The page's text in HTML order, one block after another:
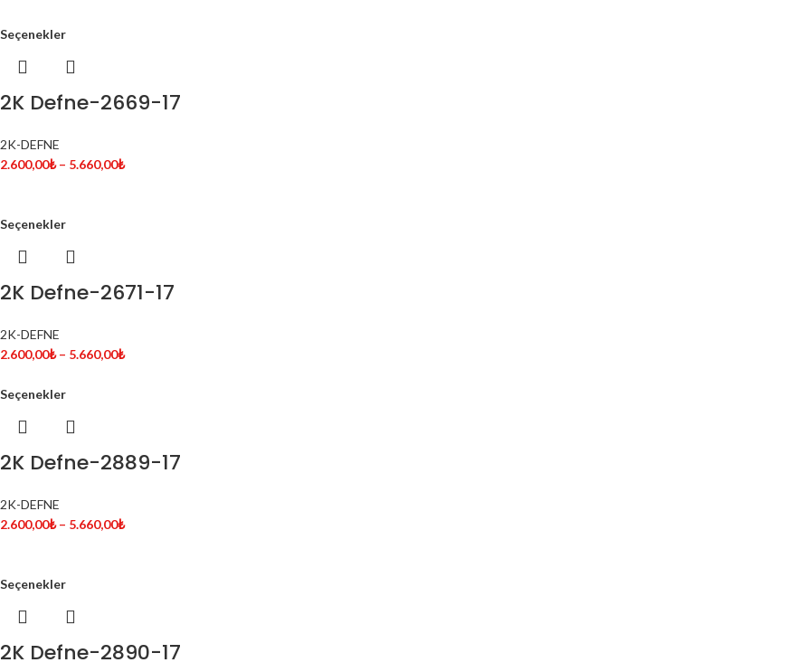
Seçenekler
2K Defne-2669-17
2K-DEFNE
2.600,00₺ – 5.660,00₺
Seçenekler
2K Defne-2671-17
2K-DEFNE
2.600,00₺ – 5.660,00₺
Seçenekler
2K Defne-2889-17
2K-DEFNE
2.600,00₺ – 5.660,00₺
Seçenekler
2K Defne-2890-17